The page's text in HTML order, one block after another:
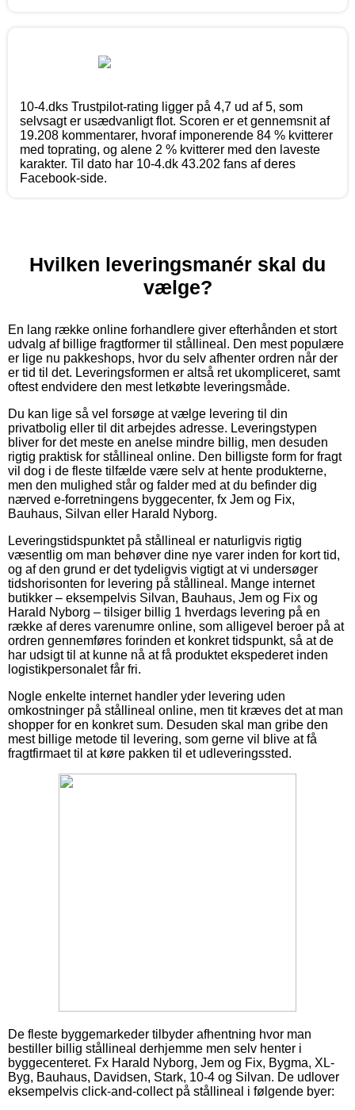
10-4.dks Trustpilot-rating ligger på 4,7 ud af 5, som
selvsagt er usædvanligt flot. Scoren er et gennemsnit af
19.208 kommentarer, hvoraf imponerende 84 % kvitterer
med toprating, og alene 2 % kvitterer med den laveste
karakter. Til dato har 10-4.dk 43.202 fans af deres
Facebook-side.
Hvilken leveringsmanér skal du
vælge?
En lang række online forhandlere giver efterhånden et stort
udvalg af billige fragtformer til stållineal. Den mest populære
er lige nu pakkeshops, hvor du selv afhenter ordren når der
er tid til det. Leveringsformen er altså ret ukompliceret, samt
oftest endvidere den mest letkøbte leveringsmåde.
Du kan lige så vel forsøge at vælge levering til din
privatbolig eller til dit arbejdes adresse. Leveringstypen
bliver for det meste en anelse mindre billig, men desuden
rigtig praktisk for stållineal online. Den billigste form for fragt
vil dog i de fleste tilfælde være selv at hente produkterne,
men den mulighed står og falder med at du befinder dig
nærved e-forretningens byggecenter, fx Jem og Fix,
Bauhaus, Silvan eller Harald Nyborg.
Leveringstidspunktet på stållineal er naturligvis rigtig
væsentlig om man behøver dine nye varer inden for kort tid,
og af den grund er det tydeligvis vigtigt at vi undersøger
tidshorisonten for levering på stållineal. Mange internet
butikker – eksempelvis Silvan, Bauhaus, Jem og Fix og
Harald Nyborg – tilsiger billig 1 hverdags levering på en
række af deres varenumre online, som alligevel beroer på at
ordren gennemføres forinden et konkret tidspunkt, så at de
har udsigt til at kunne nå at få produktet ekspederet inden
logistikpersonalet får fri.
Nogle enkelte internet handler yder levering uden
omkostninger på stållineal online, men tit kræves det at man
shopper for en konkret sum. Desuden skal man gribe den
mest billige metode til levering, som gerne vil blive at få
fragtfirmaet til at køre pakken til et udleveringssted.
De fleste byggemarkeder tilbyder afhentning hvor man
bestiller billig stållineal derhjemme men selv henter i
byggecenteret. Fx Harald Nyborg, Jem og Fix, Bygma, XL-
Byg, Bauhaus, Davidsen, Stark, 10-4 og Silvan. De udlover
eksempelvis click-and-collect på stållineal i følgende byer: